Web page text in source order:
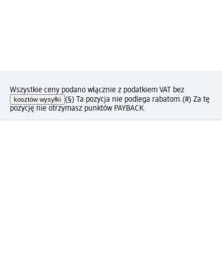
Wszystkie ceny podano włącznie z podatkiem VAT bez
kosztów wysyłki (§) Ta pozycja nie podlega rabatom.(#) Za tę
pozycję nie otrzymasz punktów PAYBACK.